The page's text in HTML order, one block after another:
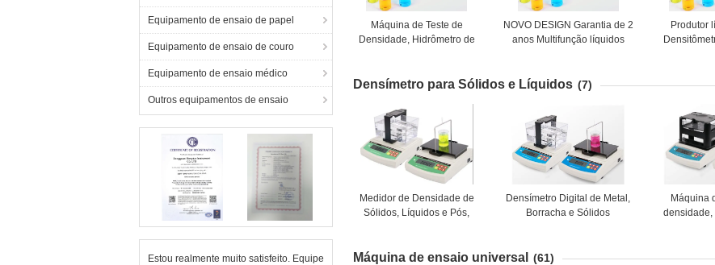
Equipamento de ensaio de papel
Equipamento de ensaio de couro
Equipamento de ensaio médico
Outros equipamentos de ensaio
Estou realmente muito satisfeito. Equipe
Máquina de Teste de
Densidade, Hidrômetro de
NOVO DESIGN Garantia de 2
anos Multifunção líquidos
medição de densidade
Produtor
Densímetro para Sólidos e Líquidos (7)
Medidor de Densidade de
Sólidos, Líquidos e Pós,
Densímetro Digital de Metal,
Borracha e Sólidos
DahoMeter
Máquina
densidade,
Máquina de ensaio universal (61)